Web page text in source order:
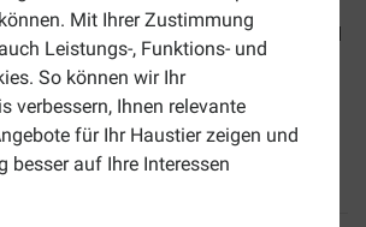
Mit Ihrer Zustimmung
Leistungs-, Funktions- und
So können wir Ihr
verbessern, Ihnen relevante
für Ihr Haustier zeigen und
besser auf Ihre Interessen
Lachs und Köhler, Kabeljau und
Farbstoffe und Konservierungsmittel
à 85 g